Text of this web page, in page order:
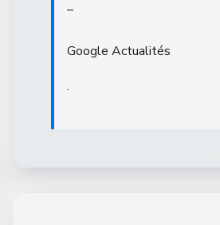
–
Google Actualités
.